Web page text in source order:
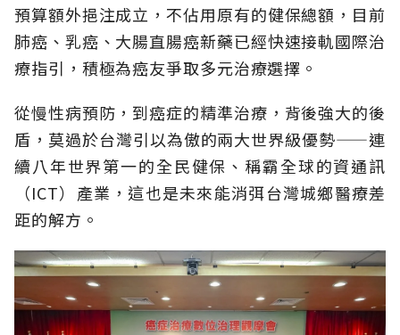
預算額外挹注成立，不佔用原有的健保總額，目前
肺癌、乳癌、大腸直腸癌新藥已經快速接軌國際治
療指引，積極為癌友爭取多元治療選擇。
從慢性病預防，到癌症的精準治療，背後強大的後
盾，莫過於台灣引以為傲的兩大世界級優勢——連
續八年世界第一的全民健保、稱霸全球的資通訊
（ICT）產業，這也是未來能消弭台灣城鄉醫療差
距的解方。